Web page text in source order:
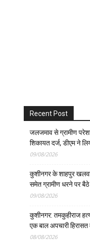
Recent Post
जलजमाव से ग्रामीण
शिकायत दर्ज, डीएम ने
09/08/2026
कुशीनगर के शाहपुर
समेत ग्रामीण धरने पर बैठे
09/08/2026
कुशीनगर: तमकुहीराज
एक बाल अपचारी हिरासत
08/08/2026